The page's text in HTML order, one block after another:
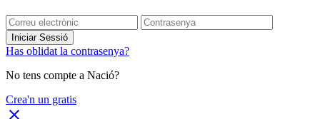
Iniciar Sessió
Has oblidat la contrasenya?
No tens compte a Nació?
Crea'n un gratis
close